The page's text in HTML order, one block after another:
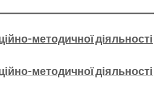
методичної діяльності
методичної діяльності